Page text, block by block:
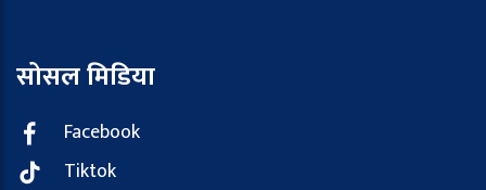
सोसल मिडिया
Facebook
Tiktok